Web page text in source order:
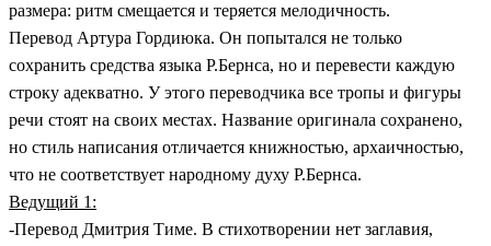
размера: ритм смещается и теряется мелодичность.
Перевод Артура Гордиюка. Он попытался не только
сохранить средства языка Р.Бернса, но и перевести каждую
строку адекватно. У этого переводчика все тропы и фигуры
речи стоят на своих местах. Название оригинала сохранено,
но стиль написания отличается книжностью, архаичностью,
что не соответствует народному духу Р.Бернса.
Ведущий 1:
-Перевод Дмитрия Тиме. В стихотворении нет заглавия,